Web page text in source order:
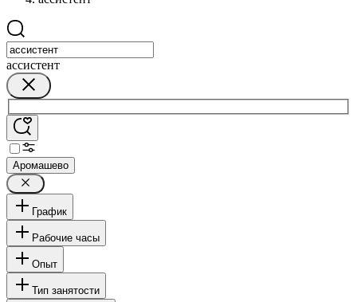
ассистент
Аромашево
График
Рабочие часы
Опыт
Тип занятости